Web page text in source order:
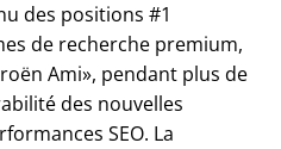
des positions #1
de recherche premium,
Ami , pendant plus de
des nouvelles
SEO. La